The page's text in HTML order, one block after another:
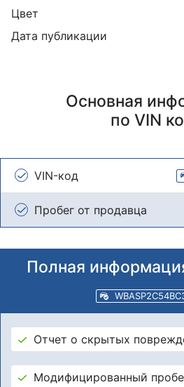
Цвет
Дата публикации
Основная
по VIN
VIN-код
Пробег от продавца
Полная
Отчет о скрытых
Модифицированный